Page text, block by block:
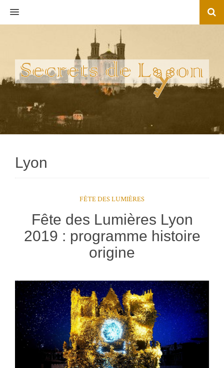
MENU
Lyon
FÊTE DES LUMIÈRES
Fête des Lumières Lyon
2019 : programme histoire
origine